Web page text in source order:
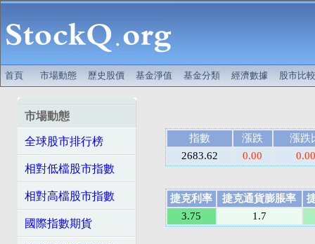
首頁 市場動態 歷史股價 基金淨值 基金分類 經濟數據 股市比較
市場動態
全球股市排行榜
相對低檔股市指數
相對高檔股市指數
國際指數期貨
指數 漲跌
漲跌
2683.62
0.00
捷克利率 捷克通貨膨脹率
3.75
1.7